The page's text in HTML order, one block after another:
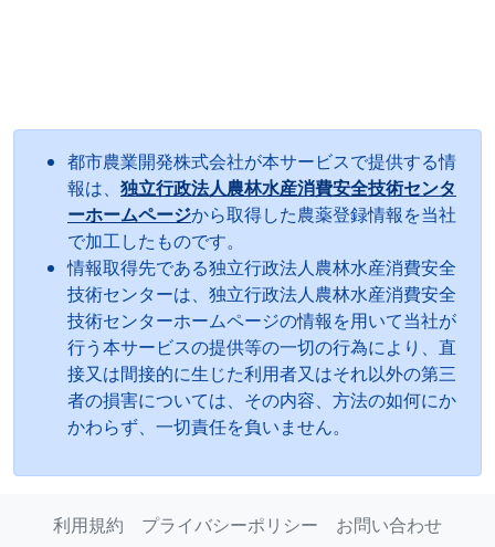
都市農業開発株式会社が本サービスで提供する情
報は、 独立行政法人農林水産消費安全技術センタ
ーホームページから取得した農薬登録情報を当社
で加工したものです。
情報取得先である独立行政法人農林水産消費安全
技術センターは、独立行政法人農林水産消費安全
技術センターホームページの情報を用いて当社が
行う本サービスの提供等の一切の行為により、直
接又は間接的に生じた利用者又はそれ以外の第三
者の損害については、その内容、方法の如何にか
かわらず、一切責任を負いません。
利用規約 プライバシーポリシー お問い合わせ